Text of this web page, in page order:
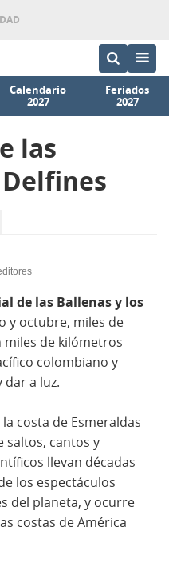
Calendario
2027
Feriados
2027
las
de las Ballenas y los
y octubre, miles de
miles de kilómetros
colombiano y
a luz.
costa de Esmeraldas
saltos, cantos y
llevan décadas
los espectáculos
del planeta, y ocurre
costas de América